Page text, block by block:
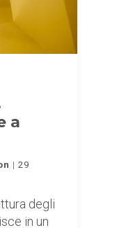
a
29
degli
in un